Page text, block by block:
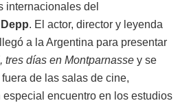
internacionales del
. El actor, director y leyenda
llegó a la Argentina para presentar
tres días en Montparnasse y se
de las salas de cine,
encuentro en los estudios